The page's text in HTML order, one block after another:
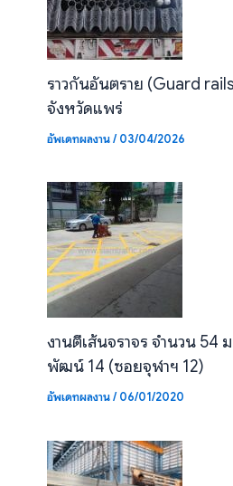
ราวกันอันตราย (Guard
จังหวัดแพร่
อัพเดทผลงาน/03/04/2026
งานตีเส้นจราจร จำนวน 54
พัฒน์ 14 (ซอยจุฬาฯ 12)
อัพเดทผลงาน/06/01/2020